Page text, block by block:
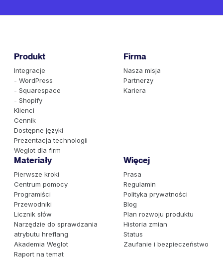
Produkt
Integracje
- WordPress
- Squarespace
- Shopify
Klienci
Cennik
Dostępne języki
Prezentacja technologii
Weglot dla firm
Firma
Nasza misja
Partnerzy
Kariera
Materiały
Pierwsze kroki
Centrum pomocy
Programiści
Przewodniki
Licznik słów
Narzędzie do sprawdzania
atrybutu hreflang
Akademia Weglot
Raport na temat
Więcej
Prasa
Regulamin
Polityka prywatności
Blog
Plan rozwoju produktu
Historia zmian
Status
Zaufanie i bezpieczeństwo